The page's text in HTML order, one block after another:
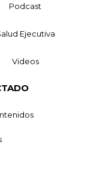
Podcast
Ejecutiva
Videos